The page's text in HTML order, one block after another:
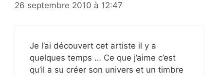
26 septembre 2010 à 12:47
Je l’ai découvert cet artiste il y a
quelques temps … Ce que j’aime c’est
qu’il a su créer son univers et un timbre